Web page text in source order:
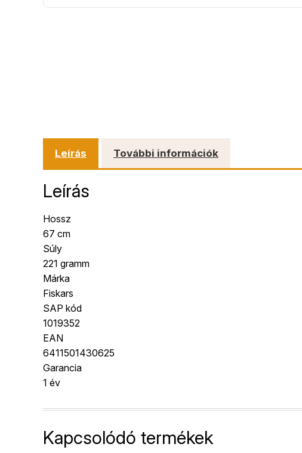
Leírás További információk
Leírás
Hossz
67 cm
Súly
221 gramm
Márka
Fiskars
SAP kód
1019352
EAN
6411501430625
Garancia
1 év
Kapcsolódó termékek